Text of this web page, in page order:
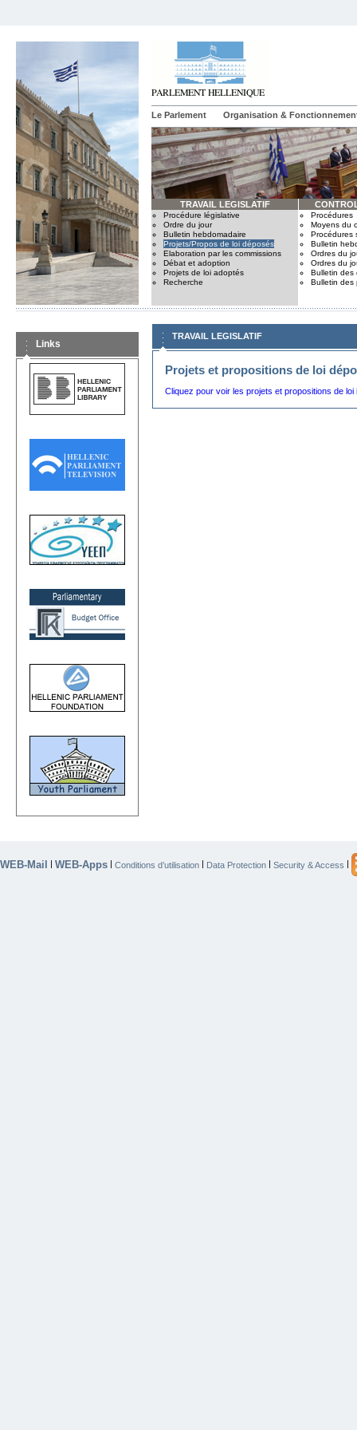
Le Parlement Organisation &
TRAVAIL LEGISLATIF
Procédure législative
Ordre du jour
Bulletin hebdomadaire
Projets/Propos de loi déposés
Elaboration par les commissions
Débat et adoption
Projets de loi adoptés
Recherche
Procédures
Moyens du
Procédures
Bulletin
Ordres du
Ordres du
Bulletin des
Bulletin des
Links
TRAVAIL LEGISLATIF
Projets et propositions de loi
Cliquez pour voir les projets et propositions de
WEB-Mail WEB-Apps Conditions d’utilisation Data Protection Security & Access